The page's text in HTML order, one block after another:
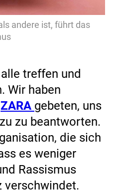
andere ist, führt das
treffen und
Wir haben
ZARA gebeten, uns
zu beantworten.
die sich
es weniger
Rassismus
verschwindet.